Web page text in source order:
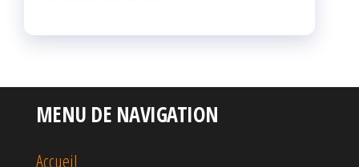
MENU DE NAVIGATION
Accueil